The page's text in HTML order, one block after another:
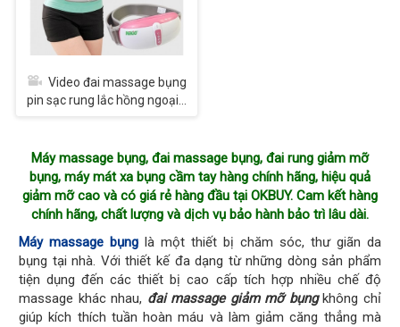
Video đai massage bụng
pin sạc rung lắc hồng ngoại...
Máy massage bụng, đai massage bụng, đai rung giảm mỡ
bụng, máy mát xa bụng cầm tay hàng chính hãng, hiệu quả
giảm mỡ cao và có giá rẻ hàng đầu tại OKBUY. Cam kết hàng
chính hãng, chất lượng và dịch vụ bảo hành bảo trì lâu dài.
Máy massage bụng là một thiết bị chăm sóc, thư giãn da
bụng tại nhà. Với thiết kế đa dạng từ những dòng sản phẩm
tiện dụng đến các thiết bị cao cấp tích hợp nhiều chế độ
massage khác nhau, đai massage giảm mỡ bụngkhông chỉ
giúp kích thích tuần hoàn máu và làm giảm căng thẳng mà